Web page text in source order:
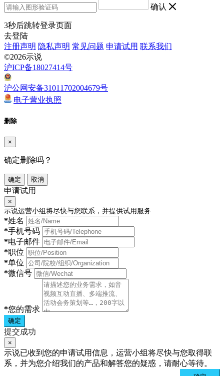
确认
3秒后跳转登录页面
去登陆
注册声明 隐私声明 常见问题 申请试用 联系我们
©2026示说
沪ICP备18027414号
沪公网安备31011702004679号
电子营业执照
删除
×
确定删除吗？
确定 取消
申请试用
×
示说运营小组将尽快与您联系，并提供试用服务
*姓名
*手机号码
*电子邮件
*职位
*单位
*微信号
*您的需求
确定
提交成功
×
示说已收到您的申请试用信息，运营小组将尽快与您取得联
系，并为您介绍我们的产品和解答您的疑惑，请耐心等待。